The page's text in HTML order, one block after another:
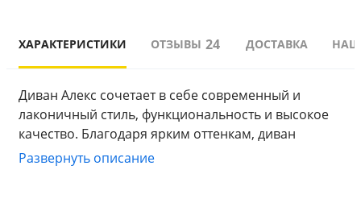
ХАРАКТЕРИСТИКИ ОТЗЫВЫ 24 ДОСТАВКА
Диван Алекс сочетает в себе современный и
лаконичный стиль, функциональность и высокое
качество. Благодаря ярким оттенкам, диван
идеально подойдет в детскую комнату. Диван
Развернуть описание